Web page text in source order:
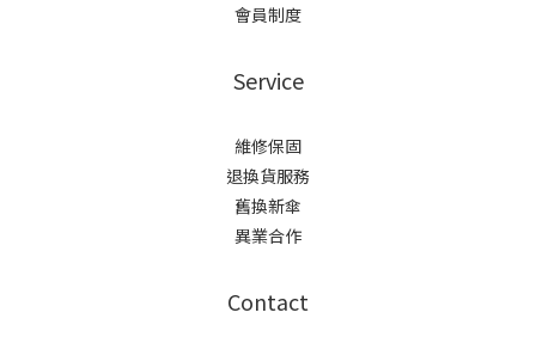
會員制度
Service
維修保固
退換貨服務
舊換新傘
異業合作
Contact